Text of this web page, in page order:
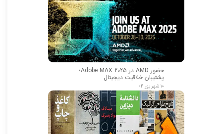
حضور AMD در Adobe MAX 2025؛
پشتیبان خلاقیت دیجیتال
۱۰ شهریور ۰۴